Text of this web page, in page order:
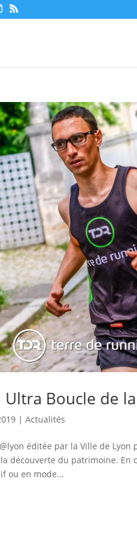
Boucle de
|Actualités
éditée par la Ville de
découverte du patrimoine. En
ou en mode...